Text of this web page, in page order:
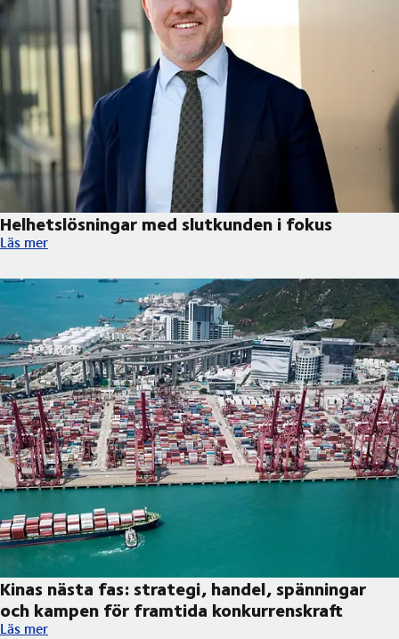
Helhetslösningar med slutkunden i fokus
Helhetslösningar med slutkunden i fokus
Läs mer
Kinas nästa fas: strategi, handel, spänningar
och kampen för framtida konkurrenskraft
Kinas nästa fas: strategi, handel, spänningar och kampen för
Läs mer